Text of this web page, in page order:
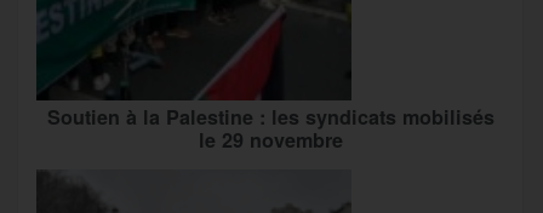
Soutien à la Palestine : les syndicats mobilisés
le 29 novembre